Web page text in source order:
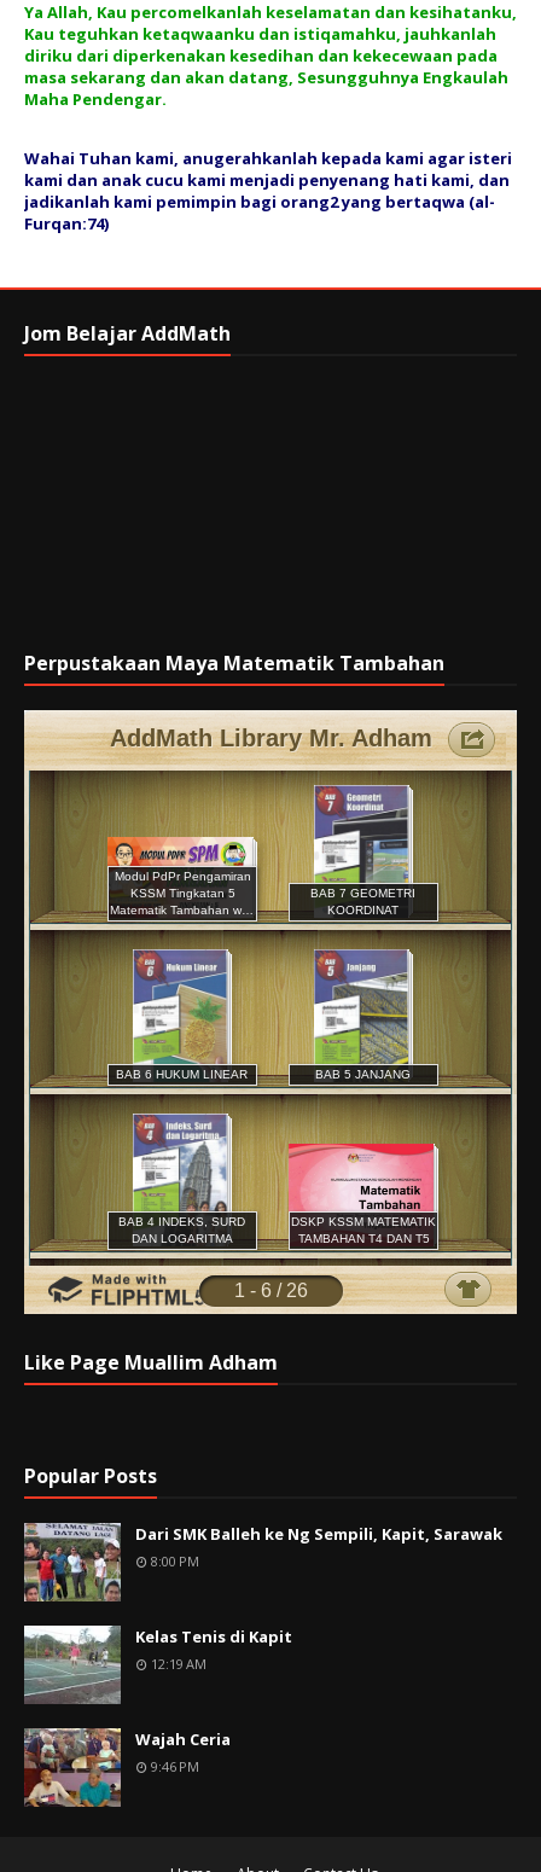
Ya Allah, Kau percomelkanlah keselamatan dan kesihatanku,
Kau teguhkan ketaqwaanku dan istiqamahku, jauhkanlah
diriku dari diperkenakan kesedihan dan kekecewaan pada
masa sekarang dan akan datang, Sesungguhnya Engkaulah
Maha Pendengar.
Wahai Tuhan kami, anugerahkanlah kepada kami agar isteri
kami dan anak cucu kami menjadi penyenang hati kami, dan
jadikanlah kami pemimpin bagi orang2 yang bertaqwa (al-
Furqan:74)
Jom Belajar AddMath
Perpustakaan Maya Matematik Tambahan
Like Page Muallim Adham
Popular Posts
Dari SMK Balleh ke Ng Sempili, Kapit, Sarawak
8:00 PM
Kelas Tenis di Kapit
12:19 AM
Wajah Ceria
9:46 PM